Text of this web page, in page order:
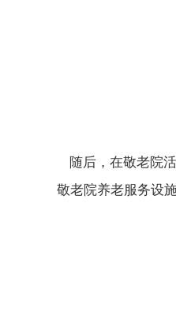
随后，在敬老院
敬老院养老服务设施